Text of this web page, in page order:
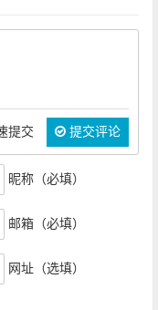
提交 提交评论
昵称（必填）
邮箱（必填）
网址（选填）